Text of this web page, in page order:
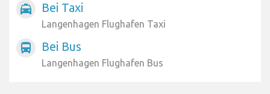
local_taxi Bei Taxi
Langenhagen Flughafen Taxi
directions_bus Bei Bus
Langenhagen Flughafen Bus